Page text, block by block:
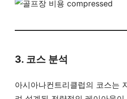
3. 코스 분석
아시아나컨트리클럽의 코스는